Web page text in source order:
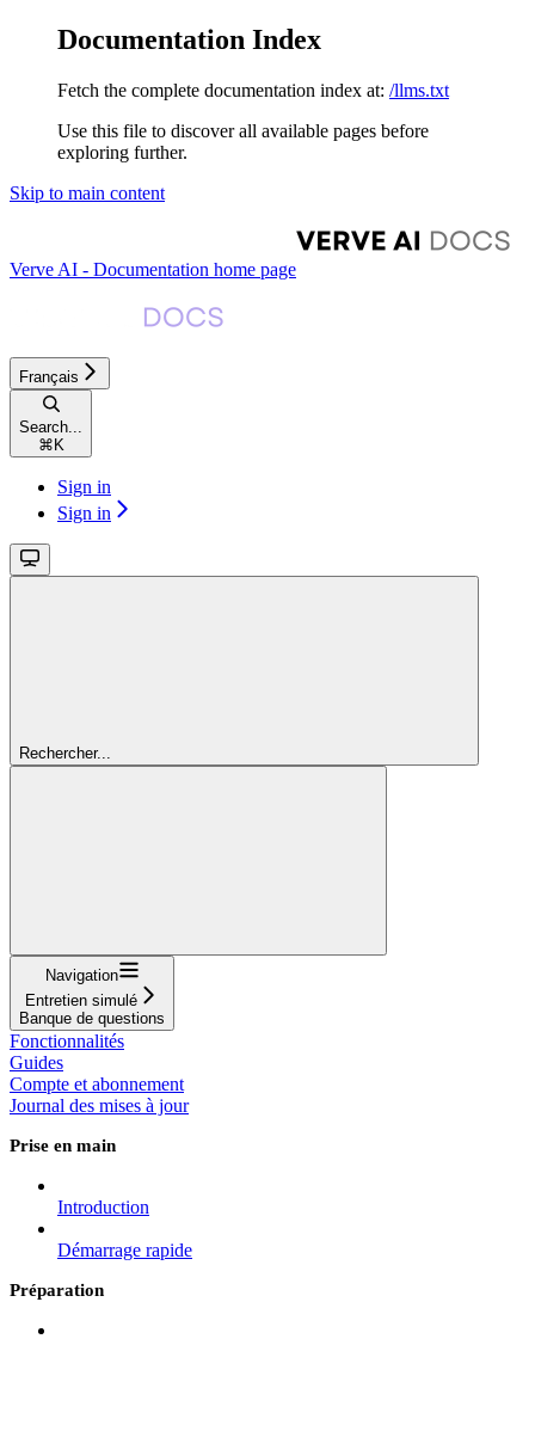
Documentation Index
Fetch the complete documentation index at: /llms.txt
Use this file to discover all available pages before
exploring further.
Skip to main content
Verve AI - Documentation home page
Français
Search...
⌘ K
Sign in
Sign in
Rechercher...
Navigation
Entretien simulé
Banque de questions
Fonctionnalités
Guides
Compte et abonnement
Journal des mises à jour
Prise en main
Introduction
Démarrage rapide
Préparation